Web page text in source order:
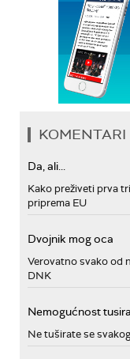
KOMENTARI
Da, ali...
Kako preživeti prva
priprema EU
Dvojnik mog oca
Verovatno svako od
DNK
Nemogućnost
Ne tuširate se